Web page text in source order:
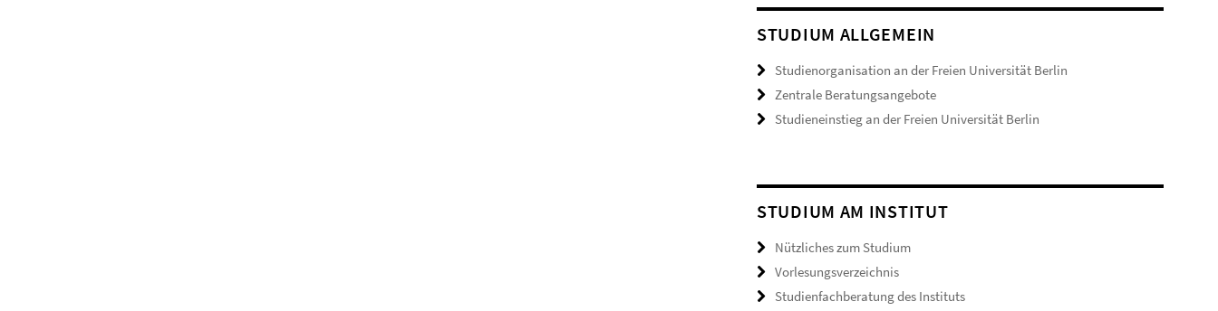
STUDIUM ALLGEMEIN
Studienorganisation an der Freien Universität Berlin
Zentrale Beratungsangebote
Studieneinstieg an der Freien Universität Berlin
STUDIUM AM INSTITUT
Nützliches zum Studium
Vorlesungsverzeichnis
Studienfachberatung des Instituts